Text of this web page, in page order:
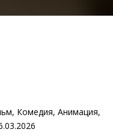
Комедия, Анимация,